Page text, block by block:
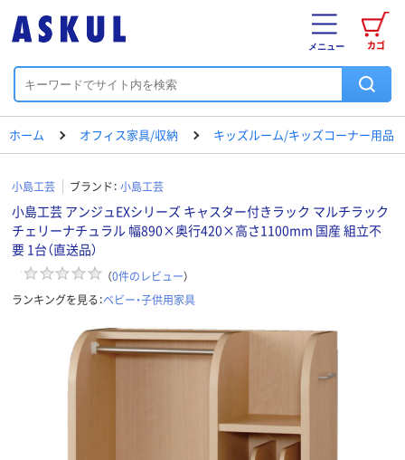
カゴ
メニュー
ホーム オフィス家具/収納 キッズルーム/キッズコーナー用品
小島工芸 ブランド： 小島工芸
小島工芸 アンジュEXシリーズ キャスター付きラック マルチラック
チェリーナチュラル 幅890×奥行420×高さ1100mm 国産 組立不
要 1台（直送品）
（0件のレビュー）
ランキングを見る：ベビー・子供用家具